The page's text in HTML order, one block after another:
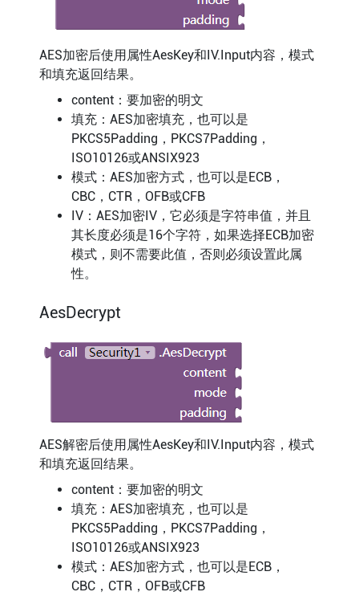
AES加密后使用属性AesKey和IV.Input内容，模式
和填充返回结果。
content：要加密的明文
填充：AES加密填充，也可以是
PKCS5Padding，PKCS7Padding，
ISO10126或ANSIX923
模式：AES加密方式，也可以是ECB，
CBC，CTR，OFB或CFB
IV：AES加密IV，它必须是字符串值，并且
其长度必须是16个字符，如果选择ECB加密
模式，则不需要此值，否则必须设置此属
性。
AesDecrypt
AES解密后使用属性AesKey和IV.Input内容，模式
和填充返回结果。
content：要加密的明文
填充：AES加密填充，也可以是
PKCS5Padding，PKCS7Padding，
ISO10126或ANSIX923
模式：AES加密方式，也可以是ECB，
CBC，CTR，OFB或CFB